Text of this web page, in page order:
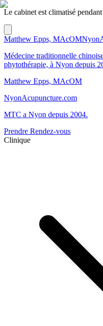
Le cabinet est climatisé
Matthew Epps, MAcOM
Médecine traditionnelle
phytothérapie, à Nyon depuis
Matthew Epps, MAcOM
NyonAcupuncture.com
MTC a Nyon depuis 2004.
Prendre Rendez-vous
Clinique